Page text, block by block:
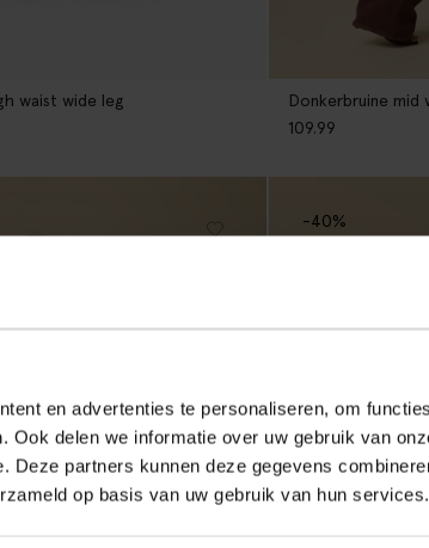
en advertenties te personaliseren, om
Ook delen we informatie over uw gebruik van
Deze partners kunnen deze gegevens
op basis van uw gebruik van hun services.
waist wide leg
Donkerbruine mid
109.99
-40%